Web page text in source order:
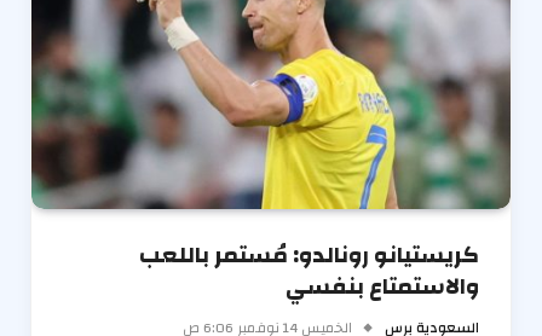
كريستيانو رونالدو: مُستمر باللعب
والاستمتاع بنفسي
السعودية برس الخميس 14 نوفمبر 6:06 ص